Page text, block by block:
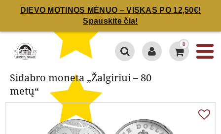
DIEVO MOTINOS MĖNUO – VISKAS PO 12,50€!
Spauskite čia!
0
Sidabro moneta „Žalgiriui – 80
metų“
Sidabro moneta „Žalgiriui – 80
metų“